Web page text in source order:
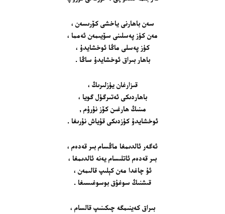
سەن باھارنى ياخشى كۆرىسەن ،
مەن كۈز پەسلىنى سۆيىمەن ئەمما ،
كۈز پەسلى ماڭا ئوخشايدۇ ،
باھار بىراق ئوخشايدۇ ساڭا .
قىزارغان يۈزلىرىڭ ،
باھاردىكى ئەتىرگۈل گويا ،
مىنىڭ ھارغىن كۆز نۇرۇم ,
ئوخشايدۇ كۈزدىكى قۇياش نۇرىغا .
ئەگەر ئالدىمغا ماڭسام بىر قەدەم ،
بىر قەدەم ئاتلىسام يەنە ئالدىمغا ،­
ئۇ چاغدا مەن كېلىپ قالىمەن ،
قىشنىڭ سوغۇق بوسوغىسىغا .
بىراق كەينىمگە چىكىنىپ قالسام ،